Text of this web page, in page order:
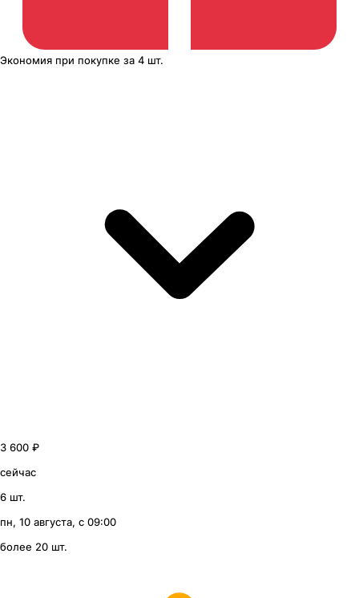
Экономия при покупке за 4 шт.
3 600 ₽
сейчас
6 шт.
пн, 10 августа, с 09:00
более 20 шт.